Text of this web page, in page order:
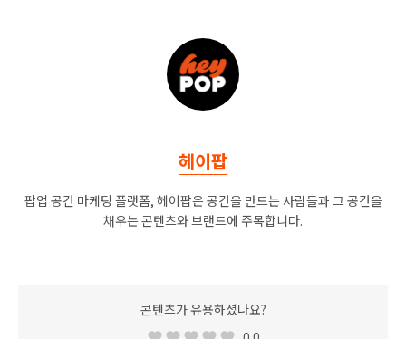
헤이팝
팝업 공간 마케팅 플랫폼, 헤이팝은 공간을 만드는 사람들과 그 공간을
채우는 콘텐츠와 브랜드에 주목합니다.
콘텐츠가 유용하셨나요?